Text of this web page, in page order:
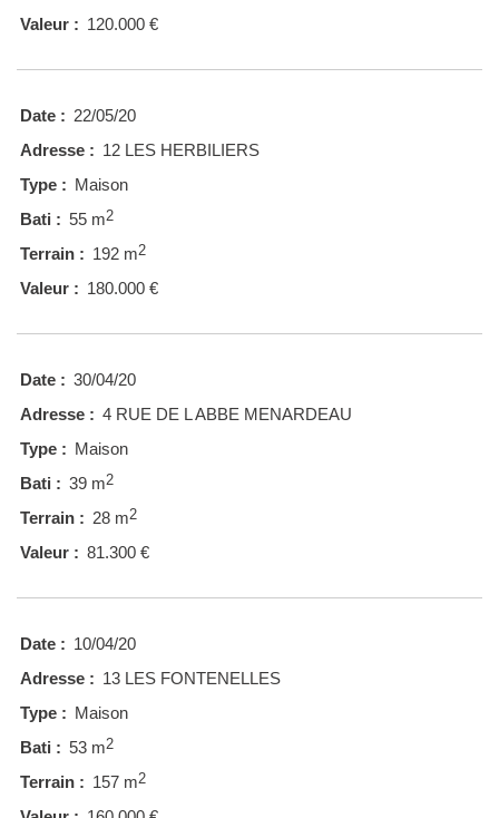
Valeur : 120.000 €
Date : 22/05/20
Adresse : 12 LES HERBILIERS
Type : Maison
Bati : 55 m2
Terrain : 192 m2
Valeur : 180.000 €
Date : 30/04/20
Adresse : 4 RUE DE L ABBE MENARDEAU
Type : Maison
Bati : 39 m2
Terrain : 28 m2
Valeur : 81.300 €
Date : 10/04/20
Adresse : 13 LES FONTENELLES
Type : Maison
Bati : 53 m2
Terrain : 157 m2